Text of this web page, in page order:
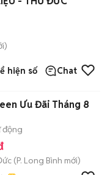
hiện số Chat
Ưu Đãi Tháng 8
động
(P. Long Bình mới)